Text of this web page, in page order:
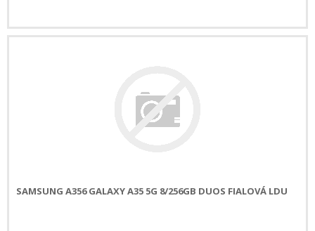
SAMSUNG A356 GALAXY A35 5G 8/256GB DUOS FIALOVÁ LDU